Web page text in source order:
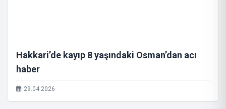
Hakkari’de kayıp 8 yaşındaki Osman’dan acı
haber
29.04.2026